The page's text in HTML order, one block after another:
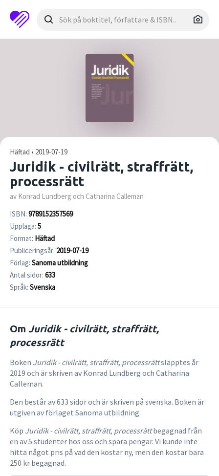
Häftad • 2019-07-19
Juridik - civilrätt, straffrätt,
processrätt
av Konrad Lundberg och Catharina Calleman
ISBN: 9789152357569
Upplaga: 5
Format: Häftad
Publiceringsår: 2019-07-19
Förlag: Sanoma utbildning
Antal sidor: 633
Språk: Svenska
Om Juridik - civilrätt, straffrätt,
processrätt
Boken Juridik - civilrätt, straffrätt, processrättsläpptes år
2019 och är skriven av Konrad Lundberg och Catharina
Calleman.
Den består av 633 sidor och är skriven på svenska. Boken är
utgiven av förlaget Sanoma utbildning.
Köp Juridik - civilrätt, straffrätt, processrättbegagnad från
en av 5 studenter hos oss och spara pengar. Vi kunde inte
hitta något pris på vad den kostar ny, men den kostar bara
250 kr begagnad.